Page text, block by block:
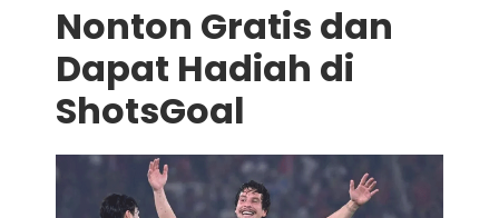
Nonton Gratis dan
Dapat Hadiah di
ShotsGoal